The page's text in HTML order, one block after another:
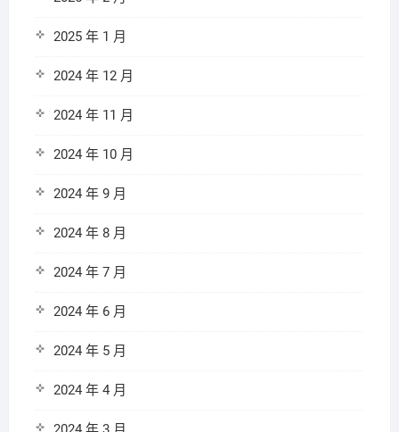
2025 年 1 月
2024 年 12 月
2024 年 11 月
2024 年 10 月
2024 年 9 月
2024 年 8 月
2024 年 7 月
2024 年 6 月
2024 年 5 月
2024 年 4 月